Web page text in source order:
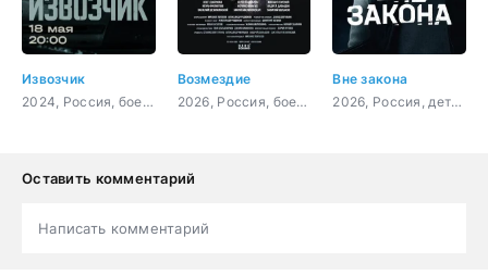
Извозчик
2024, Россия, боевик, детектив, криминал
Возмездие
2026, Россия, боевик, драма
Вне закона
2026, Россия, детектив, боевик, криминал, драма
Оставить комментарий
Написать комментарий